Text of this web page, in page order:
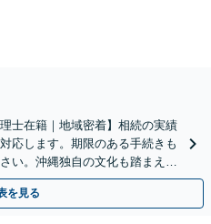
士在籍｜地域密着】相続の実績
応します。期限のある手続きも
い。沖縄独自の文化も踏まえ解
を見る